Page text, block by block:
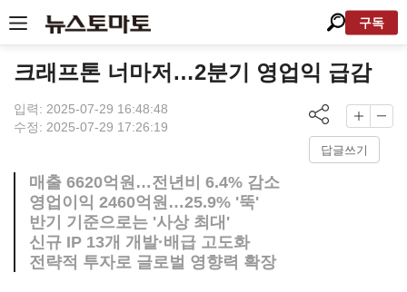
구독
크래프톤 너마저…2분기 영업익 급감
입력: 2025-07-29 16:48:48
수정: 2025-07-29 17:26:19
답글쓰기
매출 6620억원…전년비 6.4% 감소
영업이익 2460억원…25.9% '뚝'
반기 기준으로는 '사상 최대'
신규 IP 13개 개발·배급 고도화
전략적 투자로 글로벌 영향력 확장